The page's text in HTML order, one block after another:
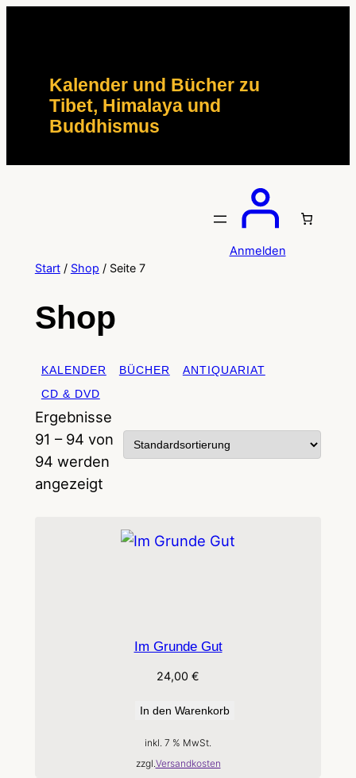
Kalender und Bücher zu
Tibet, Himalaya und
Buddhismus
Anmelden
Start/ Shop / Seite 7
Shop
KALENDER BÜCHER
ANTIQUARIAT
CD & DVD
Ergebnisse
91 – 94 von
94 werden
angezeigt
Im Grunde Gut
24,00 €
In den Warenkorb
inkl. 7 % MwSt.
zzgl. Versandkosten